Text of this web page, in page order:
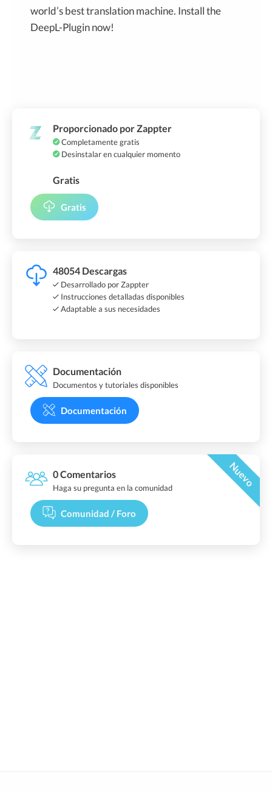
world’s best translation machine. Install the
DeepL-Plugin now!
Proporcionado por Zappter
Completamente gratis
Desinstalar en cualquier momento
Gratis
Gratis
48054 Descargas
Desarrollado por Zappter
Instrucciones detalladas disponibles
Adaptable a sus necesidades
Documentación
Documentos y tutoriales disponibles
Documentación
0 Comentarios Nuevo
Haga su pregunta en la comunidad
Comunidad / Foro